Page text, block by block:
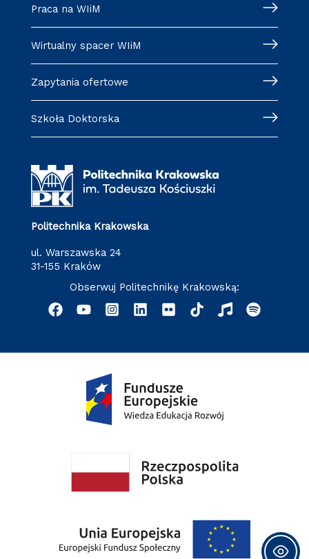
Praca na WIiM
Wirtualny spacer WIiM
Zapytania ofertowe
Szkoła Doktorska
Politechnika Krakowska
ul. Warszawska 24
31-155 Kraków
Obserwuj Politechnikę Krakowską: